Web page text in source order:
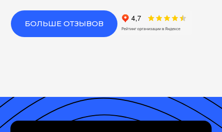
БОЛЬШЕ ОТЗЫВОВ